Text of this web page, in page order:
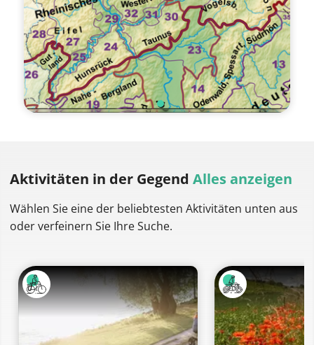
Aktivitäten in der Gegend Alles anzeigen
Wählen Sie eine der beliebtesten Aktivitäten unten aus
oder verfeinern Sie Ihre Suche.